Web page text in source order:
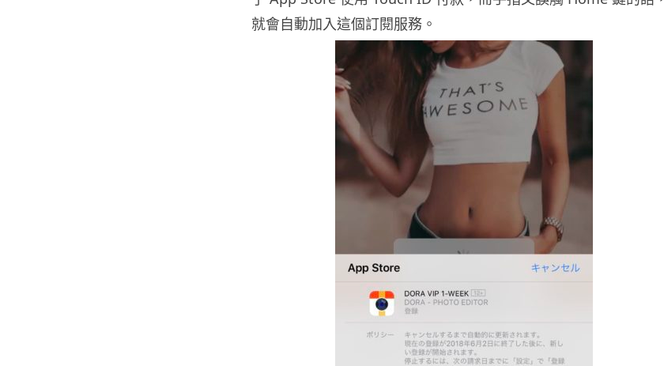
就會自動加入這個訂閱服務。